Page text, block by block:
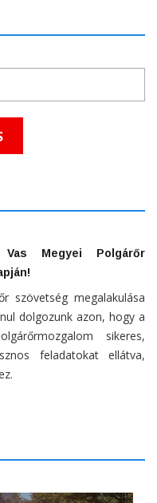
Megyei Polgárőr
szövetség megalakulása
dolgozunk azon, hogy a
sikeres,
feladatokat ellátva,